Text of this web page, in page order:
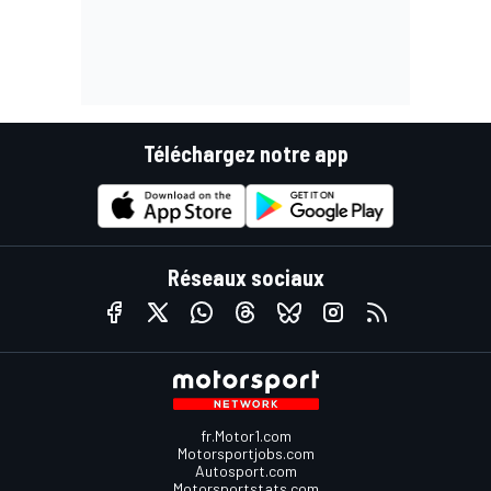
Téléchargez notre app
Réseaux sociaux
fr.Motor1.com
Motorsportjobs.com
Autosport.com